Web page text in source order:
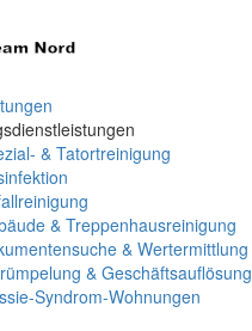
& Tatortreinigung
& Treppenhausreinigung
& Wertermittlung
& Geschäftsauflösung
Syndrom-Wohnungen